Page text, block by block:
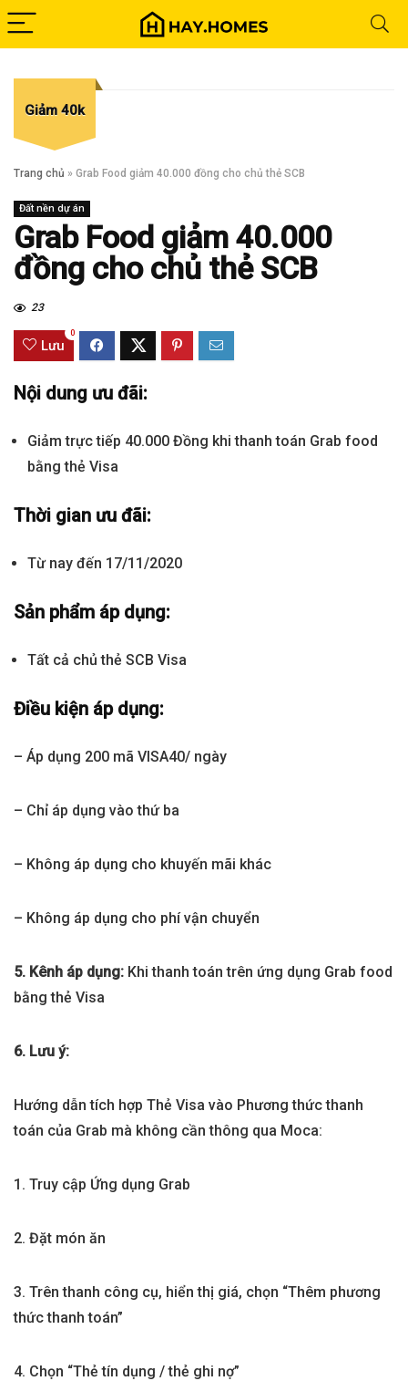
Giảm 40k
Trang chủ » Grab Food giảm 40.000 đồng cho chủ thẻ SCB
Đất nền dự án
Grab Food giảm 40.000
đồng cho chủ thẻ SCB
23
Lưu
0
Nội dung ưu đãi:
Giảm trực tiếp 40.000 Đồng khi thanh toán Grab food
bằng thẻ Visa
Thời gian ưu đãi:
Từ nay đến 17/11/2020
Sản phẩm áp dụng:
Tất cả chủ thẻ SCB Visa
Điều kiện áp dụng:
– Áp dụng 200 mã VISA40/ ngày
– Chỉ áp dụng vào thứ ba
– Không áp dụng cho khuyến mãi khác
– Không áp dụng cho phí vận chuyển
5. Kênh áp dụng: Khi thanh toán trên ứng dụng Grab food
bằng thẻ Visa
6. Lưu ý:
Hướng dẫn tích hợp Thẻ Visa vào Phương thức thanh
toán của Grab mà không cần thông qua Moca:
1. Truy cập Ứng dụng Grab
2. Đặt món ăn
3. Trên thanh công cụ, hiển thị giá, chọn “Thêm phương
thức thanh toán”
4. Chọn “Thẻ tín dụng / thẻ ghi nợ”